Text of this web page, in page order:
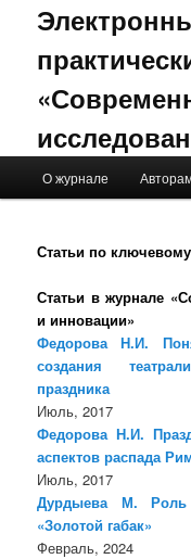
Skip to primary
Skip to secondary
О журнале
Статьи по
Статьи в журнале
и инновации»
Федорова Н.И.
создания
праздника
Июль, 2017
Федорова Н.И.
аспектов распада
Июль, 2017
Дурдыева М. Роль
«Золотой габак»
Февраль, 2024